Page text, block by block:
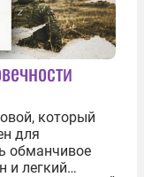
который
для
обманчивое
и легкий